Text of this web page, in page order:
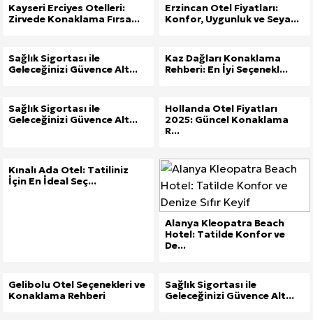
Kayseri Erciyes Otelleri:
Zirvede Konaklama Fırsa...
Erzincan Otel Fiyatları:
Konfor, Uygunluk ve Seya...
Sağlık Sigortası ile
Geleceğinizi Güvence Alt...
Kaz Dağları Konaklama
Rehberi: En İyi Seçenekl...
Sağlık Sigortası ile
Geleceğinizi Güvence Alt...
Hollanda Otel Fiyatları
2025: Güncel Konaklama
R...
Kınalı Ada Otel: Tatiliniz
İçin En İdeal Seç...
Alanya Kleopatra Beach
Hotel: Tatilde Konfor ve
De...
Gelibolu Otel Seçenekleri ve
Konaklama Rehberi
Sağlık Sigortası ile
Geleceğinizi Güvence Alt...